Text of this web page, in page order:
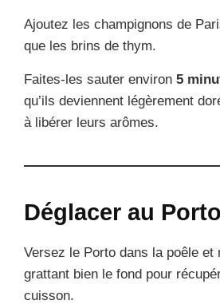
Ajoutez les champignons de
que les brins de thym.
Faites-les sauter environ 5
qu’ils deviennent légèrement
à libérer leurs arômes.
Déglacer au Porto
Versez le Porto dans la poêle et
grattant bien le fond pour
cuisson.